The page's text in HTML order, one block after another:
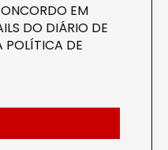
EM
DO DIÁRIO DE
POLÍTICA DE